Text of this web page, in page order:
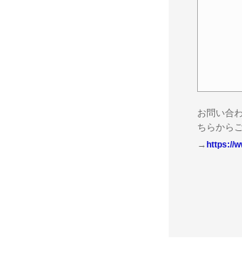
お問い合
ちらから
→https://